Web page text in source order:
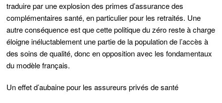
traduire par une explosion des primes d’assurance des
complémentaires santé, en particulier pour les retraités. Une
autre conséquence est que cette politique du zéro reste à charge
éloigne inéluctablement une partie de la population de l’accès à
des soins de qualité, donc en opposition avec les fondamentaux
du modèle français.
Un effet d’aubaine pour les assureurs privés de santé